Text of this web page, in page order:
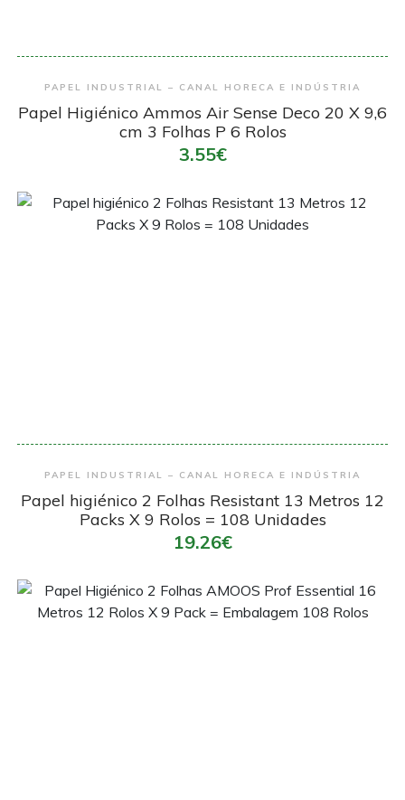
Encomendar
PAPEL INDUSTRIAL – CANAL HORECA E INDÚSTRIA
Papel Higiénico Ammos Air Sense Deco 20 X 9,6
cm 3 Folhas P 6 Rolos
3.55€
Encomendar
PAPEL INDUSTRIAL – CANAL HORECA E INDÚSTRIA
Papel higiénico 2 Folhas Resistant 13 Metros 12
Packs X 9 Rolos = 108 Unidades
19.26€